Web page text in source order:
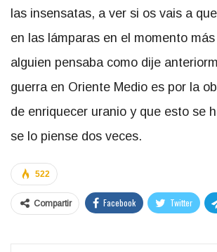
las insensatas, a ver si os vais a
en las lámparas en el momento
alguien pensaba como dije
guerra en Oriente Medio es por la
de enriquecer uranio y que esto se
se lo piense dos veces.
522
Compartir Facebook Twitter